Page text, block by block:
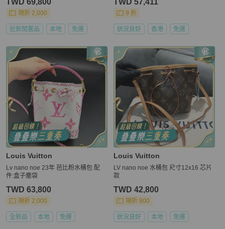
配件塵袋 肩帶 盒子 購證
現折 2,000
近新閒置品 本地 免運
9 折
狀況良好 香港 免運
Louis Vuitton
Lv nano noe 23年 芭比粉水桶包 配
件:盒子塵袋
TWD 63,800
現折 2,000
全新品 本地 免運
Louis Vuitton
LV nano noe 水桶包 尺寸12x16 芯片
款
TWD 42,800
現折 800
狀況良好 本地 免運